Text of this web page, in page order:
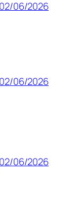
02/06/2026
02/06/2026
02/06/2026